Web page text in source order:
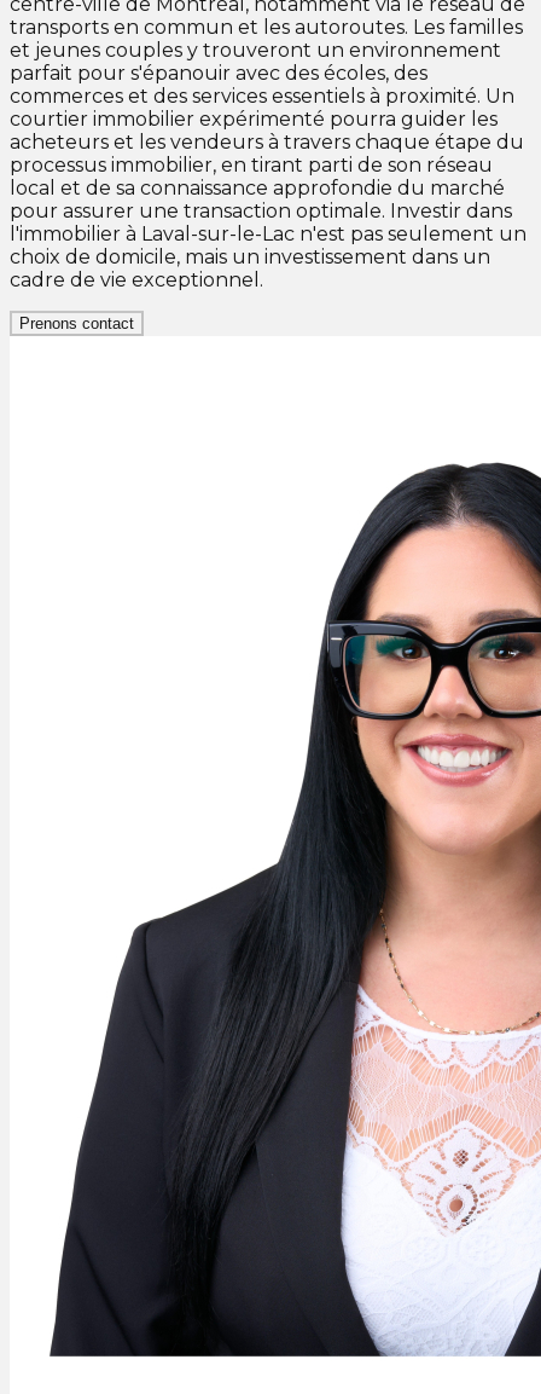
transports en commun et les autoroutes. Les familles
et jeunes couples y trouveront un environnement
parfait pour s'épanouir avec des écoles, des
commerces et des services essentiels à proximité. Un
courtier immobilier expérimenté pourra guider les
acheteurs et les vendeurs à travers chaque étape du
processus immobilier, en tirant parti de son réseau
local et de sa connaissance approfondie du marché
pour assurer une transaction optimale. Investir dans
l'immobilier à Laval-sur-le-Lac n'est pas seulement un
choix de domicile, mais un investissement dans un
cadre de vie exceptionnel.
Prenons contact